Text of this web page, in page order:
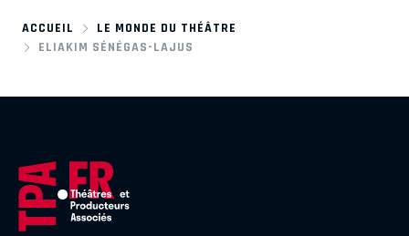
ACCUEIL
LE MONDE DU THÉÂTRE
ELIAKIM SÉNÉGAS-LAJUS